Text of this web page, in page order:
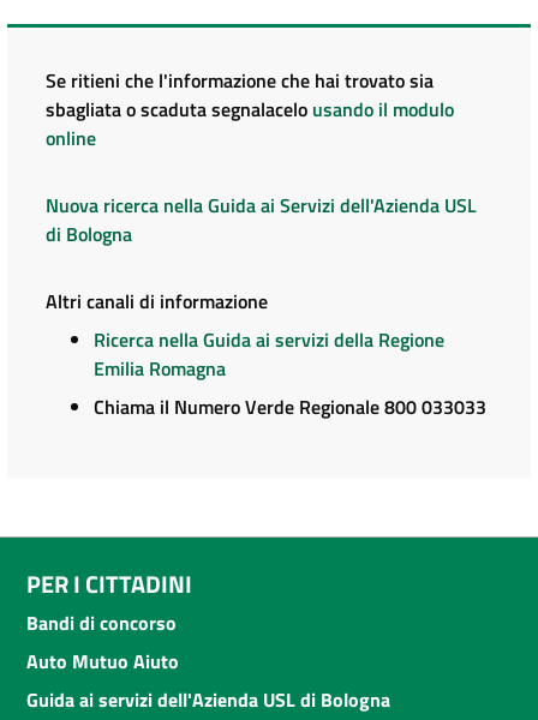
Se ritieni che l'informazione che hai trovato sia
sbagliata o scaduta segnalacelo usando il modulo
online
Nuova ricerca nella Guida ai Servizi dell'Azienda USL
di Bologna
Altri canali di informazione
Ricerca nella Guida ai servizi della Regione
Emilia Romagna
Chiama il Numero Verde Regionale 800 033033
PER I CITTADINI
Bandi di concorso
Auto Mutuo Aiuto
Guida ai servizi dell'Azienda USL di Bologna